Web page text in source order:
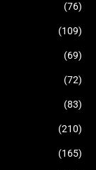
(76)
(109)
(69)
(72)
(83)
(210)
(165)